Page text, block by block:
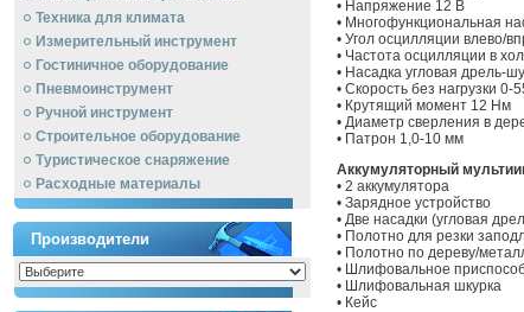
Техника для климата
Измерительный инструмент
Гостиничное оборудование
Пневмоинструмент
Ручной инcтрумент
Строительное оборудование
Туристическое снаряжение
Расходные материалы
Производители
• Напряжение 12 В
• Многофункциональная
• Угол осцилляции влево/
• Частота осцилляции в
• Насадка угловая дрель-
• Скорость без нагрузки 0-
• Крутящий момент 12 Hм
• Диаметр сверления в
• Патрон 1,0-10 мм
Аккумуляторный
• 2 аккумулятора
• Зарядное устройство
• Две насадки (угловая
• Полотно для резки
• Полотно по дереву/
• Шлифовальное
• Шлифовальная шкурка
• Кейс